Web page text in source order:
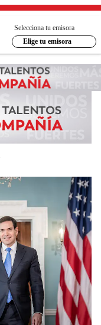
Selecciona tu emisora
Elige tu emisora